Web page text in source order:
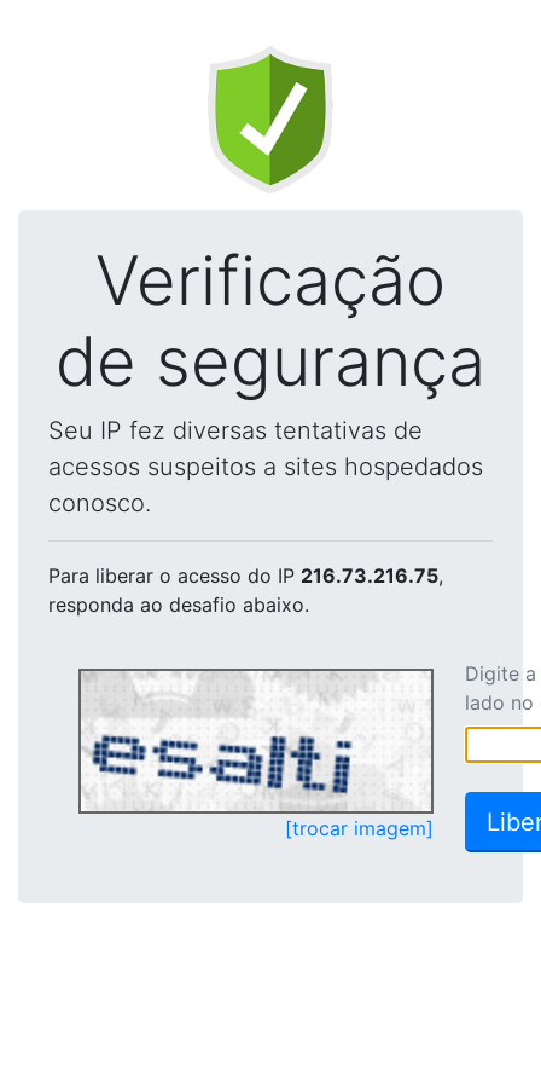
Verificação
de segurança
Seu IP fez diversas tentativas de
acessos suspeitos a sites hospedados
conosco.
Para liberar o acesso do IP 216.73.216.75,
responda ao desafio abaixo.
[trocar imagem]
Digite
lado no